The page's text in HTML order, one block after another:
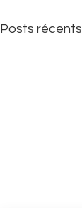
Posts récents